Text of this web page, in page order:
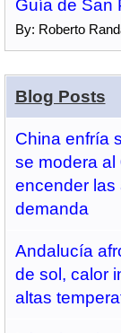
Guía de San
By: Roberto
Blog Posts
China enfría
se modera al
encender las
demanda
Andalucía
de sol, calor
altas